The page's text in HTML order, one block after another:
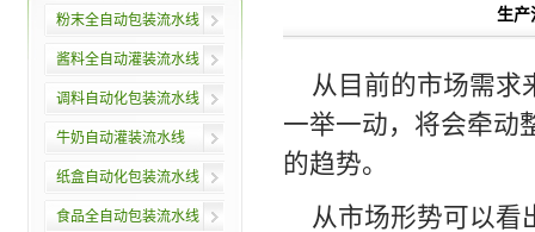
粉末全自动包装流水线
酱料全自动灌装流水线
调料自动化包装流水线
牛奶自动灌装流水线
纸盒自动化包装流水线
食品全自动包装流水线
生产
从目前的市场需求
一举一动，将会牵动
的趋势。
从市场形势可以看